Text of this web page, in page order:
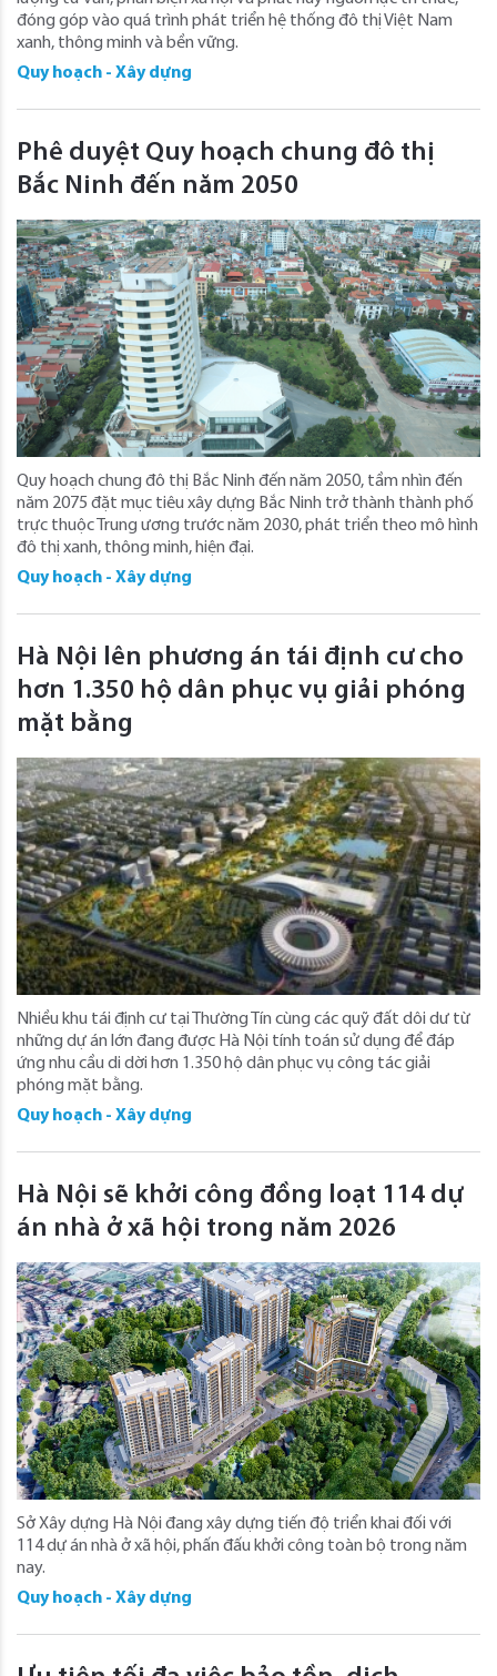
đóng góp vào quá trình phát triển hệ thống đô thị Việt Nam
xanh, thông minh và bền vững.
Quy hoạch - Xây dựng
Phê duyệt Quy hoạch chung đô thị
Bắc Ninh đến năm 2050
Quy hoạch chung đô thị Bắc Ninh đến năm 2050, tầm nhìn đến
năm 2075 đặt mục tiêu xây dựng Bắc Ninh trở thành thành phố
trực thuộc Trung ương trước năm 2030, phát triển theo mô hình
đô thị xanh, thông minh, hiện đại.
Quy hoạch - Xây dựng
Hà Nội lên phương án tái định cư cho
hơn 1.350 hộ dân phục vụ giải phóng
mặt bằng
Nhiều khu tái định cư tại Thường Tín cùng các quỹ đất dôi dư từ
những dự án lớn đang được Hà Nội tính toán sử dụng để đáp
ứng nhu cầu di dời hơn 1.350 hộ dân phục vụ công tác giải
phóng mặt bằng.
Quy hoạch - Xây dựng
Hà Nội sẽ khởi công đồng loạt 114 dự
án nhà ở xã hội trong năm 2026
Sở Xây dựng Hà Nội đang xây dựng tiến độ triển khai đối với
114 dự án nhà ở xã hội, phấn đấu khởi công toàn bộ trong năm
nay.
Quy hoạch - Xây dựng